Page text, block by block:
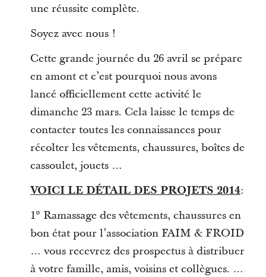
une réussite complète.
Soyez avec nous !
Cette grande journée du 26 avril se prépare
en amont et c’est pourquoi nous avons
lancé officiellement cette activité le
dimanche 23 mars. Cela laisse le temps de
contacter toutes les connaissances pour
récolter les vêtements, chaussures, boîtes de
cassoulet, jouets …
VOICI LE DÉTAIL DES PROJETS 2014:
1° Ramassage des vêtements, chaussures en
bon état pour l’association FAIM & FROID
… vous recevrez des prospectus à distribuer
à votre famille, amis, voisins et collègues. …